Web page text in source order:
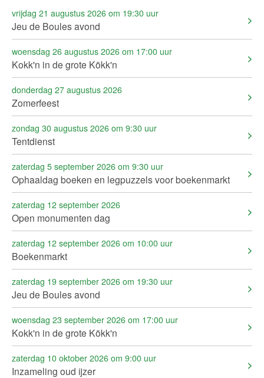
vrijdag 21 augustus 2026 om 19:30 uur
Jeu de Boules avond
woensdag 26 augustus 2026 om 17:00 uur
Kokk'n in de grote Kökk'n
donderdag 27 augustus 2026
Zomerfeest
zondag 30 augustus 2026 om 9:30 uur
Tentdienst
zaterdag 5 september 2026 om 9:30 uur
Ophaaldag boeken en legpuzzels voor boekenmarkt
zaterdag 12 september 2026
Open monumenten dag
zaterdag 12 september 2026 om 10:00 uur
Boekenmarkt
zaterdag 19 september 2026 om 19:30 uur
Jeu de Boules avond
woensdag 23 september 2026 om 17:00 uur
Kokk'n in de grote Kökk'n
zaterdag 10 oktober 2026 om 9:00 uur
Inzameling oud ijzer